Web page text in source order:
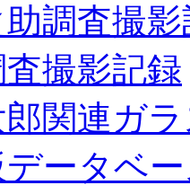
調査撮
撮影記録
関連ガ
ータベ